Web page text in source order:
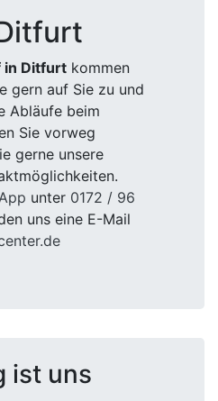
in Ditfurt kommen
gern auf Sie zu und
Abläufe beim
Sie vorweg
gerne unsere
unter 0172 / 96
uns eine E-Mail
ist uns